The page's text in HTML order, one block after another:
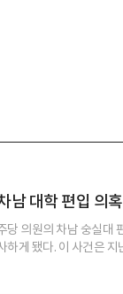
남 대학 편입 의
당 의원의 차남 숭실대
하게 됐다. 이 사건은